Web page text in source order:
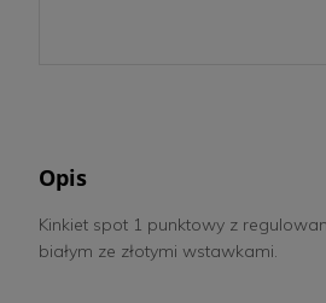
Opis
Kinkiet spot 1 punktowy z
białym ze złotymi wstawkami.